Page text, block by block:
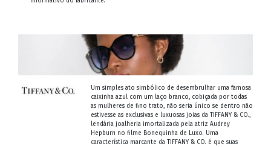
Um simples ato simbólico de desembrulhar uma famosa
caixinha azul com um laço branco, cobiçada por todas
as mulheres de fino trato, não seria único se dentro não
estivesse as exclusivas e luxuosas joias da TIFFANY & CO.,
lendária joalheria imortalizada pela atriz Audrey
Hepburn no filme Bonequinha de Luxo. Uma
característica marcante da TIFFANY & CO. é que suas